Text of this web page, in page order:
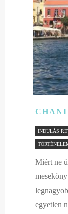
INDULÁS
Miért ne
egyetlen